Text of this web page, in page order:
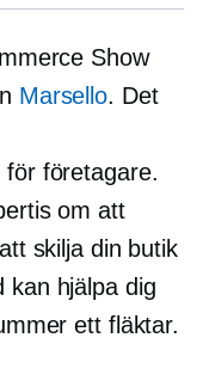
Show
Marsello. Det
företagare.
om att
skilja din butik
kan hjälpa dig
ettfläktar.